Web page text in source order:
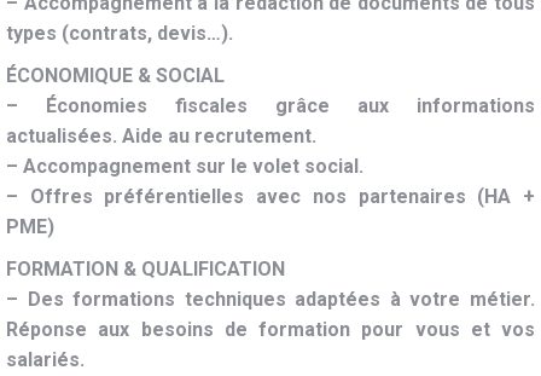
types (contrats, devis…).
ÉCONOMIQUE & SOCIAL
– Économies fiscales grâce aux informations
actualisées. Aide au recrutement.
– Accompagnement sur le volet social.
– Offres préférentielles avec nos partenaires (HA +
PME)
FORMATION & QUALIFICATION
– Des formations techniques adaptées à votre métier.
Réponse aux besoins de formation pour vous et vos
salariés.